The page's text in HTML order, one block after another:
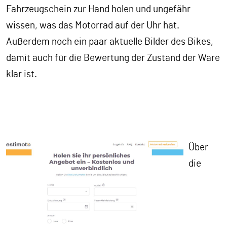
Fahrzeugschein zur Hand holen und ungefähr
wissen, was das Motorrad auf der Uhr hat.
Außerdem noch ein paar aktuelle Bilder des Bikes,
damit auch für die Bewertung der Zustand der Ware
klar ist.
Über
die